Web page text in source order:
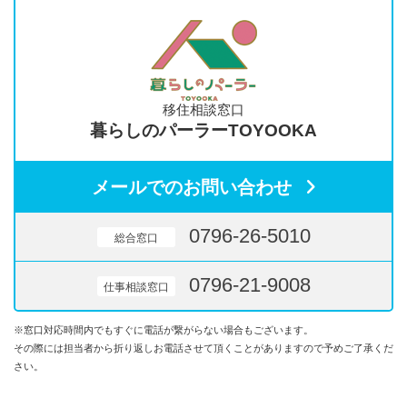
移住相談窓口
暮らしのパーラーTOYOOKA
メールでのお問い合わせ
総合窓口 0796-26-5010
仕事相談窓口 0796-21-9008
※窓口対応時間内でもすぐに電話が繋がらない場合もございます。
その際には担当者から折り返しお電話させて頂くことがありますので予めご了承くだ
さい。